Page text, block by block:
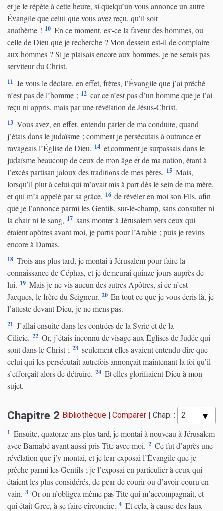
et je le répète à cette heure, si quelqu’un vous annonce un autre
Évangile que celui que vous avez reçu, qu’il soit
anathème ! 10 En ce moment, est-ce la faveur des hommes, ou
celle de Dieu que je recherche ? Mon dessein est-il de complaire
aux hommes ? Si je plaisais encore aux hommes, je ne serais pas
serviteur du Christ.
11 Je vous le déclare, en effet, frères, l’Évangile que j’ai prêché
n’est pas de l’homme ; 12 car ce n’est pas d’un homme que je l’ai
reçu ni appris, mais par une révélation de Jésus-Christ.
13 Vous avez, en effet, entendu parler de ma conduite, quand
j’étais dans le judaïsme ; comment je persécutais à outrance et
ravageais l’Église de Dieu, 14 et comment je surpassais dans le
judaïsme beaucoup de ceux de mon âge et de ma nation, étant à
l’excès partisan jaloux des traditions de mes pères. 15 Mais,
lorsqu’il plut à celui qui m’avait mis à part dès le sein de ma mère,
et qui m’a appelé par sa grâce, 16 de révéler en moi son Fils, afin
que je l’annonce parmi les Gentils, sur-le-champ, sans consulter ni
la chair ni le sang, 17 sans monter à Jérusalem vers ceux qui
étaient apôtres avant moi, je partis pour l’Arabie ; puis je revins
encore à Damas.
18 Trois ans plus tard, je montai à Jérusalem pour faire la
connaissance de Céphas, et je demeurai quinze jours auprès de
lui. 19 Mais je ne vis aucun des autres Apôtres, si ce n’est
Jacques, le frère du Seigneur. 20 En tout ce que je vous écris là, je
l’atteste devant Dieu, je ne mens pas.
21 J’allai ensuite dans les contrées de la Syrie et de la
Cilicie. 22 Or, j’étais inconnu de visage aux Églises de Judée qui
sont dans le Christ ; 23 seulement elles avaient entendu dire que
celui qui les persécutait autrefois annonçait maintenant la foi qu’il
s’efforçait alors de détruire. 24 Et elles glorifiaient Dieu à mon
sujet.
Chapitre 2 Bibliothèque Comparer Chap. :
1 Ensuite, quatorze ans plus tard, je montai à nouveau à Jérusalem
avec Barnabé ayant aussi pris Tite avec moi. 2 Ce fut d’après une
révélation que j’y montai, et je leur exposai l’Évangile que je
prêche parmi les Gentils ; je l’exposai en particulier à ceux qui
étaient les plus considérés, de peur de courir ou d’avoir couru en
vain. 3 Or on n’obligea même pas Tite qui m’accompagnait, et
qui était Grec, à se faire circoncire. 4 Et cela, à cause des faux